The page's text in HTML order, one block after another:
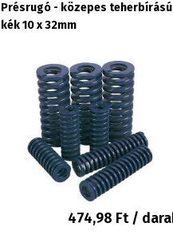
Présrugó - közepes teherbírású
kék 10 x 32mm
474,98 Ft /